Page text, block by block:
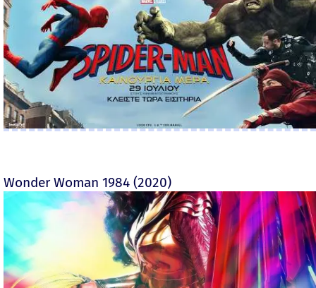
Wonder Woman 1984 (2020)